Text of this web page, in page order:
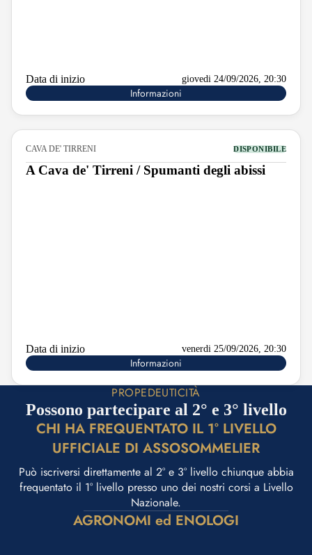
Data di inizio giovedi 24/09/2026, 20:30
Informazioni
CAVA DE' TIRRENI DISPONIBILE
A Cava de' Tirreni / Spumanti degli abissi
Data di inizio venerdi 25/09/2026, 20:30
Informazioni
PROPEDEUTICITÀ
Possono partecipare al 2° e 3° livello
CHI HA FREQUENTATO IL 1° LIVELLO
UFFICIALE DI ASSOSOMMELIER
Può iscriversi direttamente al 2° e 3° livello chiunque abbia
frequentato il 1° livello presso uno dei nostri corsi a Livello
Nazionale.
AGRONOMI ed ENOLOGI